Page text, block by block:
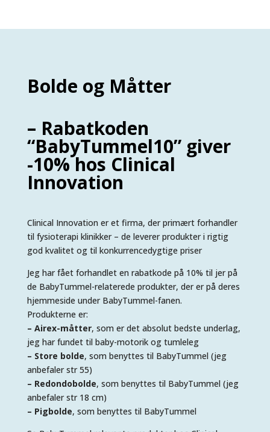
Bolde og Måtter
– Rabatkoden
“BabyTummel10” giver
-10% hos Clinical
Innovation
Clinical Innovation er et firma, der primært forhandler
til fysioterapi klinikker – de leverer produkter i rigtig
god kvalitet og til konkurrencedygtige priser
Jeg har fået forhandlet en rabatkode på 10% til jer på
de BabyTummel-relaterede produkter, der er på deres
hjemmeside under BabyTummel-fanen.
Produkterne er:
– Airex-måtter, som er det absolut bedste underlag,
jeg har fundet til baby-motorik og tumleleg
– Store bolde, som benyttes til BabyTummel (jeg
anbefaler str 55)
– Redondobolde, som benyttes til BabyTummel (jeg
anbefaler str 18 cm)
– Pigbolde, som benyttes til BabyTummel